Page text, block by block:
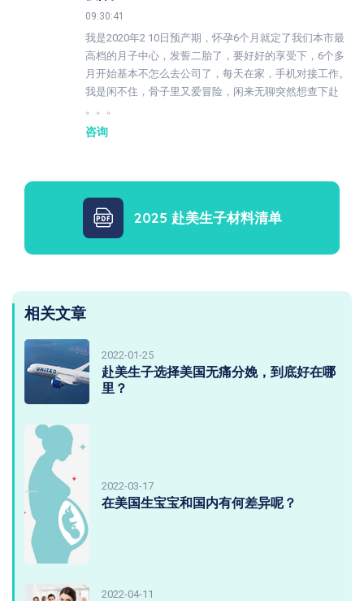
09:30:41
我是2020年2 10日预产期，怀孕6个月就定了我们本市最
高档的月子中心，发誓二胎了，要好好的享受下，6个多
月开始基本不怎么去公司了，每天在家，手机对接工作。
我是闲不住，骨子里又爱冒险，闲来无聊突然想查下赴
。。。
咨询
2025 赴美生子材料清单
相关文章
2022-01-25
赴美生子选择美国无痛分娩，到底好在哪
里？
2022-03-17
在美国生宝宝和国内有何差异呢？
2022-04-11